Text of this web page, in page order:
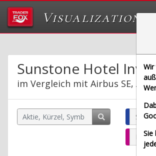
Visualizations
Sunstone Hotel
im Vergleich mit Airbus SE,
Sie